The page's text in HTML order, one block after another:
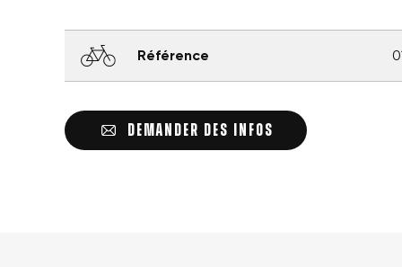
Référence
DEMANDER DES INFOS